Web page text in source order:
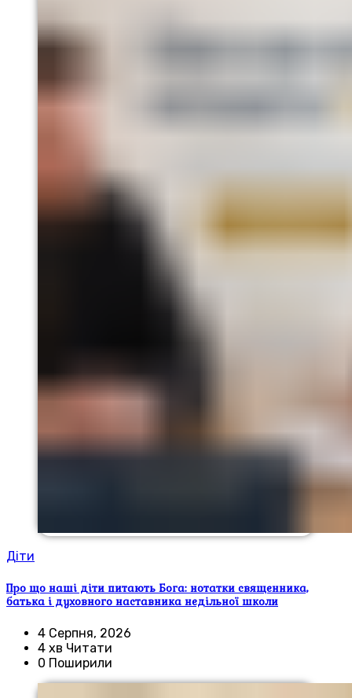
Діти
Про що наші діти питають Бога: нотатки священника,
батька і духовного наставника недільної школи
4 Серпня, 2026
4 хв Читати
0 Поширили